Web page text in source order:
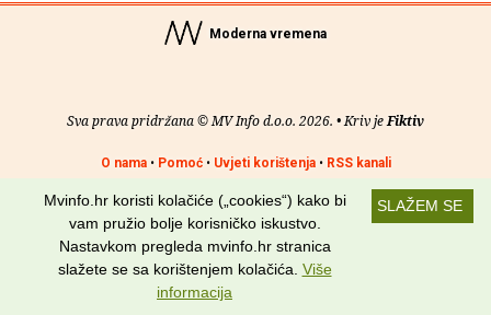
Moderna vremena
Sva prava pridržana © MV Info d.o.o. 2026. • Kriv jeFiktiv
O nama• Pomoć• Uvjeti korištenja• RSS kanali
Potraži nas na: SLAŽEM SE
Mvinfo.hr koristi kolačiće („cookies“) kako bi
vam pružio bolje korisničko iskustvo.
Nastavkom pregleda mvinfo.hr stranica
slažete se sa korištenjem kolačića. Više
informacija